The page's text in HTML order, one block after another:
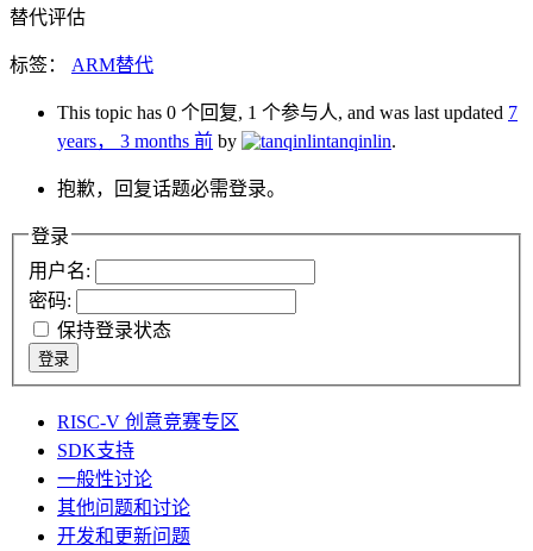
替代评估
标签： ARM替代
This topic has 0 个回复, 1 个参与人, and was last updated 7
years， 3 months 前 by tanqinlin.
抱歉，回复话题必需登录。
登录
用户名:
密码:
保持登录状态
登录
RISC-V 创意竞赛专区
SDK支持
一般性讨论
其他问题和讨论
开发和更新问题